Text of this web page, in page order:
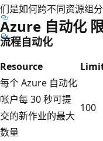
们是如何跨不同资源组分
Azure 自动化
流程自动化
Resource
每个 Azure 自动化
帐户每 30 秒可提
交的新作业的最大
数量
100